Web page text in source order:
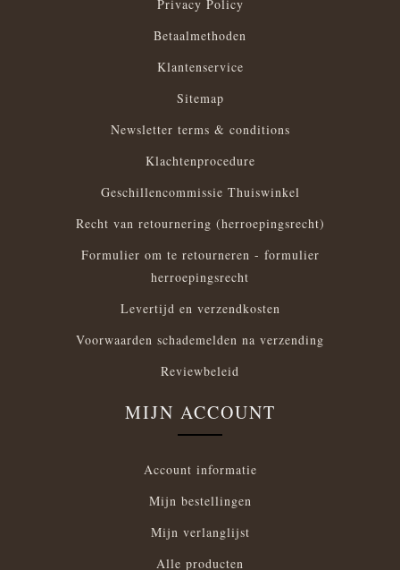
Privacy Policy
Betaalmethoden
Klantenservice
Sitemap
Newsletter terms & conditions
Klachtenprocedure
Geschillencommissie Thuiswinkel
Recht van retournering (herroepingsrecht)
Formulier om te retourneren - formulier
herroepingsrecht
Levertijd en verzendkosten
Voorwaarden schademelden na verzending
Reviewbeleid
MIJN ACCOUNT
Account informatie
Mijn bestellingen
Mijn verlanglijst
Alle producten